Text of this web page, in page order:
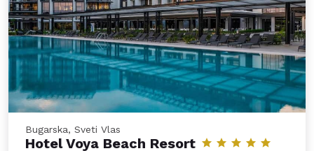
Bugarska, Sveti Vlas
Hotel Voya Beach Resort